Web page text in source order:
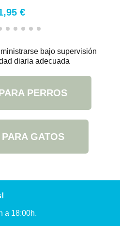
€
bajo supervisión
diaria adecuada
PERROS
GATOS
a 18:00h.